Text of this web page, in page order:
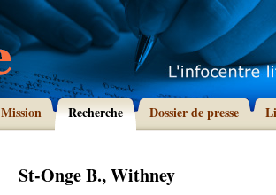
Mission Recherche Dossier de presse
St-Onge B., Withney